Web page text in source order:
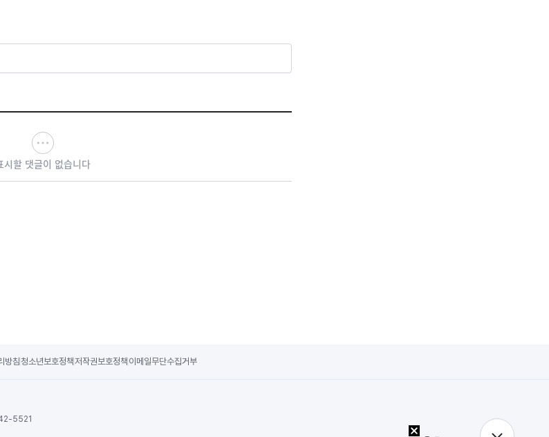
시할 댓글이 없습니다
방침 청소년보호정책저작권보호정책 이메일무단수집거부
5521